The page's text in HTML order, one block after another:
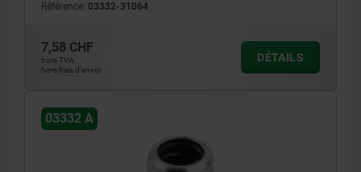
Référence: 03332-31064
7,58 CHF
hors TVA
hors frais d’envoi
DÉTAILS
03332 A